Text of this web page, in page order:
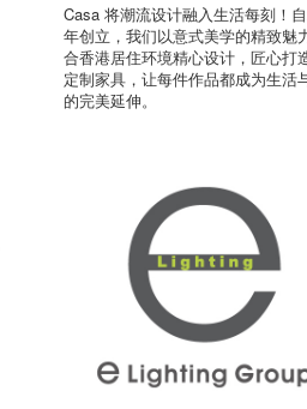
Casa 将潮流设计融入生活每刻！
年创立，我们以意式美学的精致魅
合香港居住环境精心设计，匠心打
定制家具，让每件作品都成为生活
的完美延伸。